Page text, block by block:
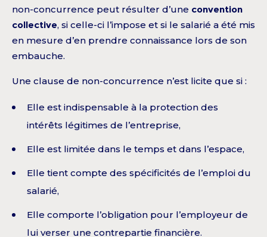
non-concurrence peut résulter d’une convention
collective, si celle-ci l’impose et si le salarié a été mis
en mesure d’en prendre connaissance lors de son
embauche.
Une clause de non-concurrence n’est licite que si :
Elle est indispensable à la protection des
intérêts légitimes de l’entreprise,
Elle est limitée dans le temps et dans l’espace,
Elle tient compte des spécificités de l’emploi du
salarié,
Elle comporte l’obligation pour l’employeur de
lui verser une contrepartie financière.